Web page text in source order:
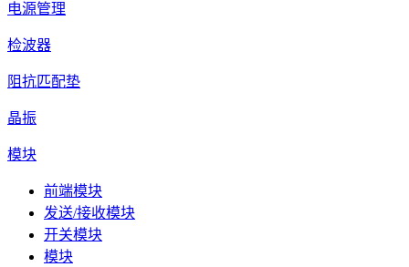
电源管理
检波器
阻抗匹配垫
晶振
模块
前端模块
发送/接收模块
开关模块
模块